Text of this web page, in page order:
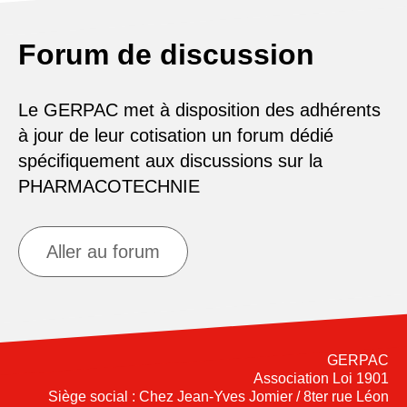
Forum de discussion
Le GERPAC met à disposition des adhérents
à jour de leur cotisation un forum dédié
spécifiquement aux discussions sur la
PHARMACOTECHNIE
Aller au forum
GERPAC
Association Loi 1901
Siège social : Chez Jean-Yves Jomier / 8ter rue Léon